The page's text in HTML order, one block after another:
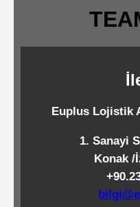
Pipetler
Temizlik
Euplus Lojistik
1. Sanayi
Konak /